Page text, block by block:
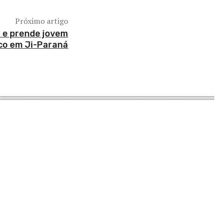
Próximo artigo
prende jovem
em Ji-Paraná